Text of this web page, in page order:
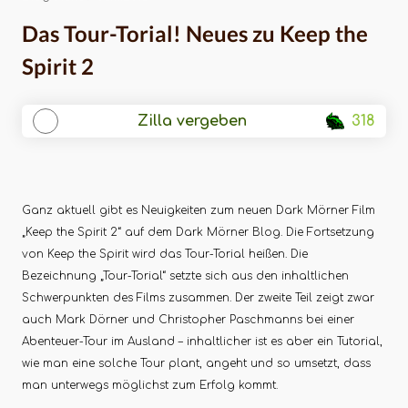
Das Tour-Torial! Neues zu Keep the
Spirit 2
Zilla vergeben 318
Ganz aktuell gibt es Neuigkeiten zum neuen Dark Mörner Film
„Keep the Spirit 2“ auf dem Dark Mörner Blog. Die Fortsetzung
von Keep the Spirit wird das Tour-Torial heißen. Die
Bezeichnung „Tour-Torial“ setzte sich aus den inhaltlichen
Schwerpunkten des Films zusammen. Der zweite Teil zeigt zwar
auch Mark Dörner und Christopher Paschmanns bei einer
Abenteuer-Tour im Ausland – inhaltlicher ist es aber ein Tutorial,
wie man eine solche Tour plant, angeht und so umsetzt, dass
man unterwegs möglichst zum Erfolg kommt.